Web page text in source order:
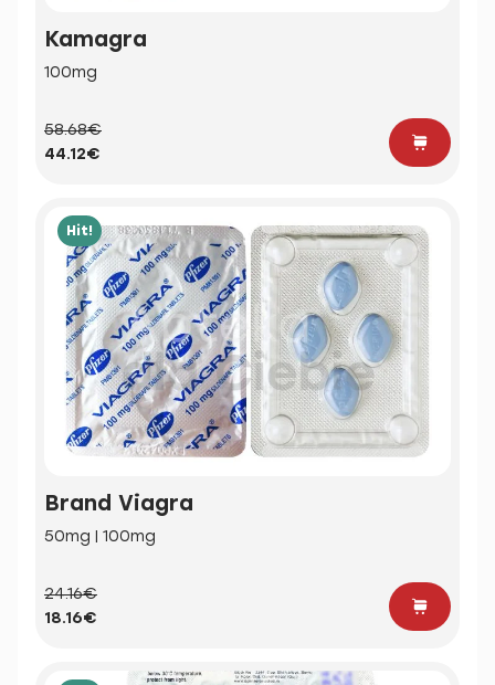
Kamagra
100mg
58.68€
44.12€
Hit!
Brand Viagra
50mg | 100mg
24.16€
18.16€